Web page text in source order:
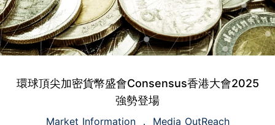
環球頂尖加密貨幣盛會Consensus香港大會2025
強勢登場
Market Information Media OutReach